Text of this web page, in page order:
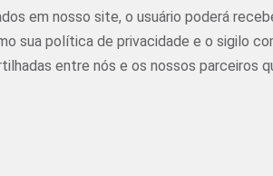
em nosso site, o usuário poderá
sua política de privacidade e o sigilo
entre nós e os nossos parceiros